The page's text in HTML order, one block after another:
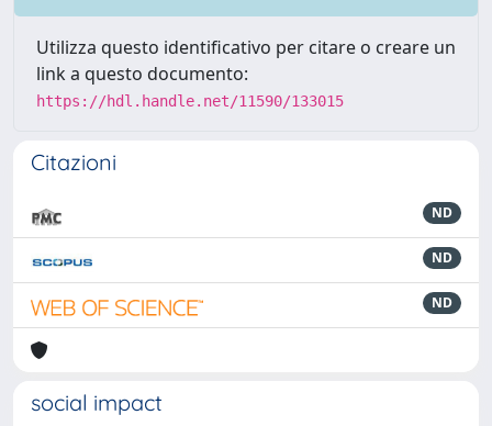
Utilizza questo identificativo per citare o creare un
link a questo documento:
https://hdl.handle.net/11590/133015
Citazioni
ND
ND
ND
social impact